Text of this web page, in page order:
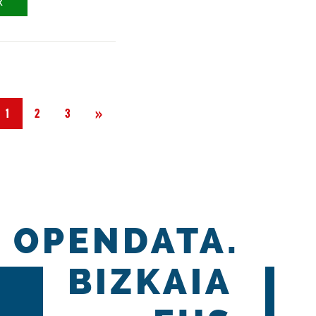
1 2 3 »
OPENDATA.
BIZKAIA